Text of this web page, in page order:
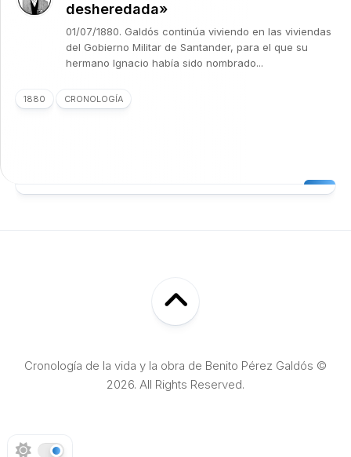
desheredada»
01/07/1880. Galdós continúa viviendo en las viviendas
del Gobierno Militar de Santander, para el que su
hermano Ignacio había sido nombrado...
1880 CRONOLOGÍA
Cronología de la vida y la obra de Benito Pérez Galdós ©
2026. All Rights Reserved.